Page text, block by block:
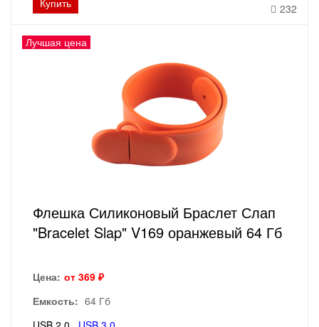
Купить
232
Лучшая цена
Флешка Силиконовый Браслет Слап
"Bracelet Slap" V169 оранжевый 64 Гб
Цена: от 369 ₽
Емкость: 64 Гб